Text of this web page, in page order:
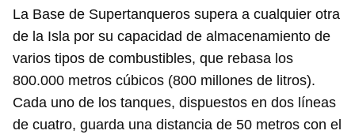
La Base de Supertanqueros supera a cualquier otra
de la Isla por su capacidad de almacenamiento de
varios tipos de combustibles, que rebasa los
800.000 metros cúbicos (800 millones de litros).
Cada uno de los tanques, dispuestos en dos líneas
de cuatro, guarda una distancia de 50 metros con el